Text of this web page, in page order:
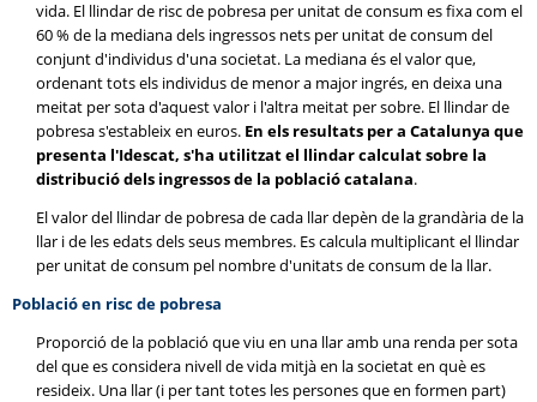
vida. El llindar de risc de pobresa per unitat de consum es fixa com el
60 % de la mediana dels ingressos nets per unitat de consum del
conjunt d'individus d'una societat. La mediana és el valor que,
ordenant tots els individus de menor a major ingrés, en deixa una
meitat per sota d'aquest valor i l'altra meitat per sobre. El llindar de
pobresa s'estableix en euros. En els resultats per a Catalunya que
presenta l'Idescat, s'ha utilitzat el llindar calculat sobre la
distribució dels ingressos de la població catalana.
El valor del llindar de pobresa de cada llar depèn de la grandària de la
llar i de les edats dels seus membres. Es calcula multiplicant el llindar
per unitat de consum pel nombre d'unitats de consum de la llar.
Població en risc de pobresa
Proporció de la població que viu en una llar amb una renda per sota
del que es considera nivell de vida mitjà en la societat en què es
resideix. Una llar (i per tant totes les persones que en formen part)